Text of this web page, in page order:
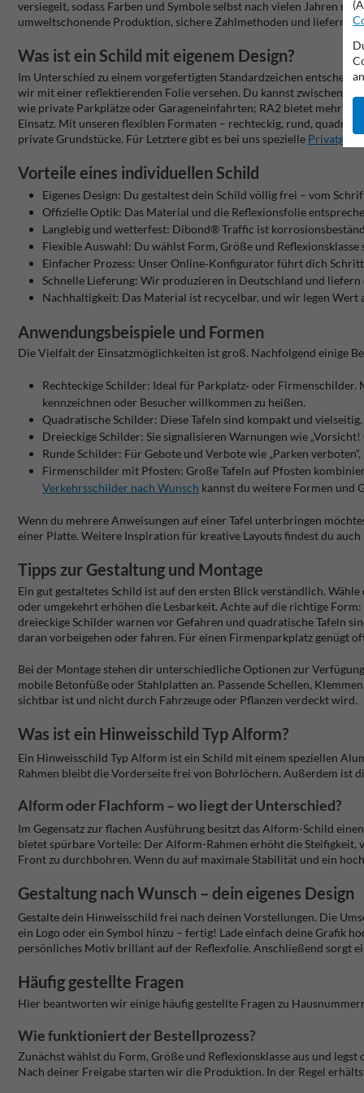
versiegelt, sodass Farben und Symbole selbst nach vielen Jahren
umweltschonende Produktion, sichere Zahlmethoden und liefern
Was ist ein Schild mit eigenem Design?
Im Unterschied zu einem vorgefertigten Standardzeichen
wir mit einer reflektierenden Folie versehen. Du kannst zwischen
wie private Parkplätze oder Garageneinfahrten; RA2 bietet mehr
Einsatz. Mit unseren flexiblen Formaten – rechteckig, rund,
private Grundstücke. Für Letztere gibt es bei uns spezielle
Vorteile eines individuellen Schild
Eigenes Design: Du gestaltest dein Schild völlig frei – vom
Offizielle Optik: Das Material und die Reflexionsfolie
Langlebig und wetterfest: Dibond® Traffic ist
Flexible Auswahl: Du wählst Form, Größe und
Einfacher Prozess: Unser Online‑Konfigurator führt dich
Schnelle Lieferung: Wir produzieren in Deutschland und
Nachhaltigkeit: Das Material ist recycelbar, und wir legen Wert
Anwendungsbeispiele und Formen
Die Vielfalt der Einsatzmöglichkeiten ist groß. Nachfolgend einige
Rechteckige Schilder: Ideal für Parkplatz‑ oder Firmenschilder.
kennzeichnen oder Besucher willkommen zu heißen.
Quadratische Schilder: Diese Tafeln sind kompakt und
Dreieckige Schilder: Sie signalisieren Warnungen wie
Runde Schilder: Für Gebote und Verbote wie „Parken
Firmenschilder mit Pfosten: Große Tafeln auf Pfosten
Verkehrsschilder nach Wunsch kannst du weitere Formen und
Wenn du mehrere Anweisungen auf einer Tafel unterbringen
einer Platte. Weitere Inspiration für kreative Layouts findest du
Tipps zur Gestaltung und Montage
Ein gut gestaltetes Schild ist auf den ersten Blick verständlich.
oder umgekehrt erhöhen die Lesbarkeit. Achte auf die richtige
dreieckige Schilder warnen vor Gefahren und quadratische Tafeln
daran vorbeigehen oder fahren. Für einen Firmenparkplatz genügt
Bei der Montage stehen dir unterschiedliche Optionen zur
mobile Betonfüße oder Stahlplatten an. Passende Schellen,
sichtbar ist und nicht durch Fahrzeuge oder Pflanzen verdeckt wird.
Was ist ein Hinweisschild Typ Alform?
Ein Hinweisschild Typ Alform ist ein Schild mit einem speziellen
Rahmen bleibt die Vorderseite frei von Bohrlöchern. Außerdem ist
Alform oder Flachform – wo liegt der Unterschied?
Im Gegensatz zur flachen Ausführung besitzt das Alform-Schild
bietet spürbare Vorteile: Der Alform-Rahmen erhöht die Steifigkeit,
Front zu durchbohren. Wenn du auf maximale Stabilität und ein
Gestaltung nach Wunsch – dein eigenes Design
Gestalte dein Hinweisschild frei nach deinen Vorstellungen. Die
ein Logo oder ein Symbol hinzu – fertig! Lade einfach deine Grafik
persönliches Motiv brillant auf der Reflexfolie. Anschließend sorgt
Häufig gestellte Fragen
Hier beantworten wir einige häufig gestellte Fragen zu
Wie funktioniert der Bestellprozess?
Zunächst wählst du Form, Größe und Reflexionsklasse aus und
Nach deiner Freigabe starten wir die Produktion. In der Regel